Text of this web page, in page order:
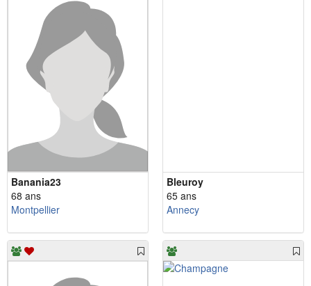
Banania23
68 ans
Montpellier
Bleuroy
65 ans
Annecy